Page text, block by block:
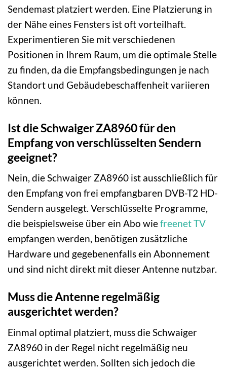
Sendemast platziert werden. Eine Platzierung in
der Nähe eines Fensters ist oft vorteilhaft.
Experimentieren Sie mit verschiedenen
Positionen in Ihrem Raum, um die optimale Stelle
zu finden, da die Empfangsbedingungen je nach
Standort und Gebäudebeschaffenheit variieren
können.
Ist die Schwaiger ZA8960 für den
Empfang von verschlüsselten Sendern
geeignet?
Nein, die Schwaiger ZA8960 ist ausschließlich für
den Empfang von frei empfangbaren DVB-T2 HD-
Sendern ausgelegt. Verschlüsselte Programme,
die beispielsweise über ein Abo wiefreenet TV
empfangen werden, benötigen zusätzliche
Hardware und gegebenenfalls ein Abonnement
und sind nicht direkt mit dieser Antenne nutzbar.
Muss die Antenne regelmäßig
ausgerichtet werden?
Einmal optimal platziert, muss die Schwaiger
ZA8960 in der Regel nicht regelmäßig neu
ausgerichtet werden. Sollten sich jedoch die